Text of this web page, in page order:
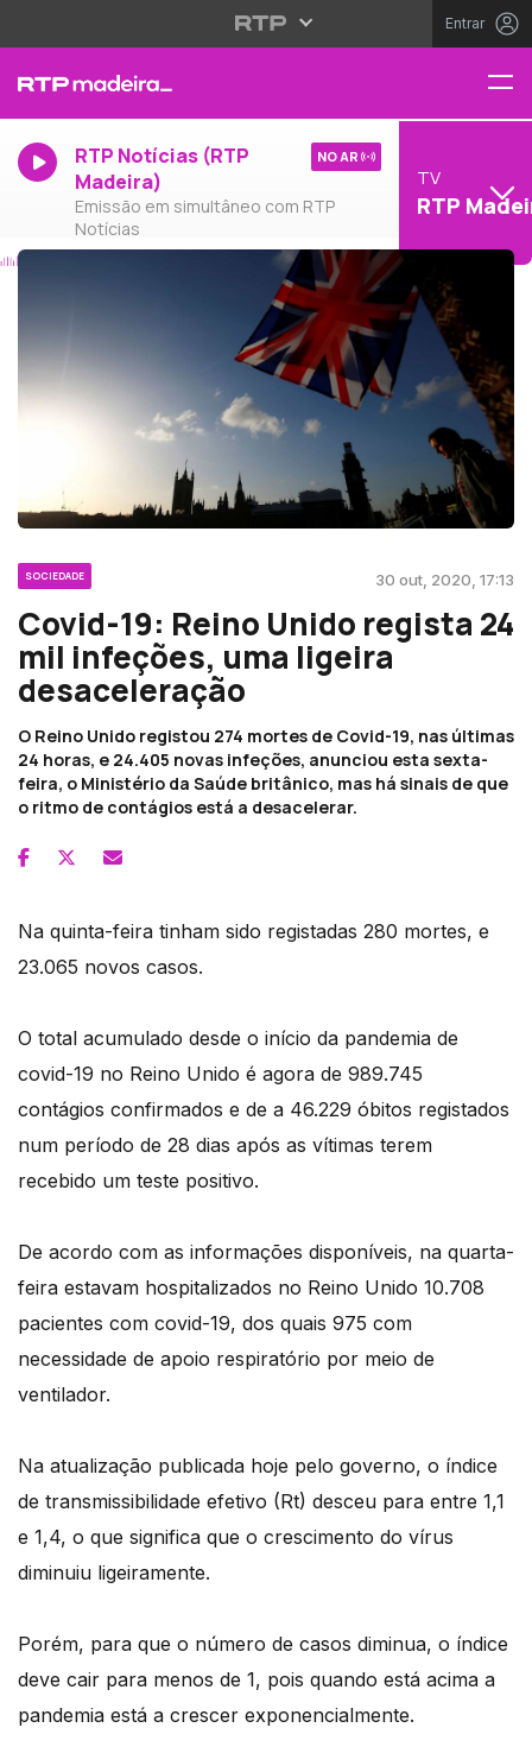
Entrar
RTP Notícias (RTP
Madeira)
Emissão em simultâneo com RTP
Notícias
NO AR
TV
RTP
SOCIEDADE 30 out, 2020, 17:13
Covid-19: Reino Unido regista 24
mil infeções, uma ligeira
desaceleração
O Reino Unido registou 274 mortes de Covid-19, nas últimas
24 horas, e 24.405 novas infeções, anunciou esta sexta-
feira, o Ministério da Saúde britânico, mas há sinais de que
o ritmo de contágios está a desacelerar.
Na quinta-feira tinham sido registadas 280 mortes, e
23.065 novos casos.
O total acumulado desde o início da pandemia de
covid-19 no Reino Unido é agora de 989.745
contágios confirmados e de a 46.229 óbitos registados
num período de 28 dias após as vítimas terem
recebido um teste positivo.
De acordo com as informações disponíveis, na quarta-
feira estavam hospitalizados no Reino Unido 10.708
pacientes com covid-19, dos quais 975 com
necessidade de apoio respiratório por meio de
ventilador.
Na atualização publicada hoje pelo governo, o índice
de transmissibilidade efetivo (Rt) desceu para entre 1,1
e 1,4, o que significa que o crescimento do vírus
diminuiu ligeiramente.
Porém, para que o número de casos diminua, o índice
deve cair para menos de 1, pois quando está acima a
pandemia está a crescer exponencialmente.